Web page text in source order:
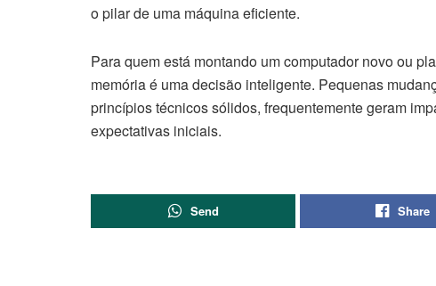
o pilar de uma máquina eficiente.
Para quem está montando um computador novo ou
memória é uma decisão inteligente. Pequenas
princípios técnicos sólidos, frequentemente geram
expectativas iniciais.
Send Share